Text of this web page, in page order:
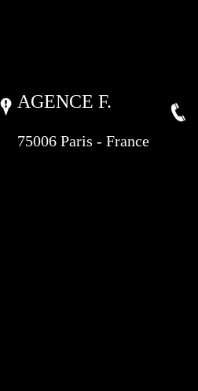
AGENCE F.
75006 Paris - France